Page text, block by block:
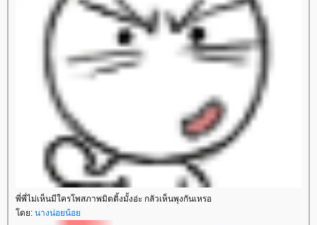
พี่พี่ไม่เห็นมีใครโพสภาพมิตติ้งมั้งอ่ะ กลัวเห็นพุงกันเหรอ
ดย: นางน่อยน้อ